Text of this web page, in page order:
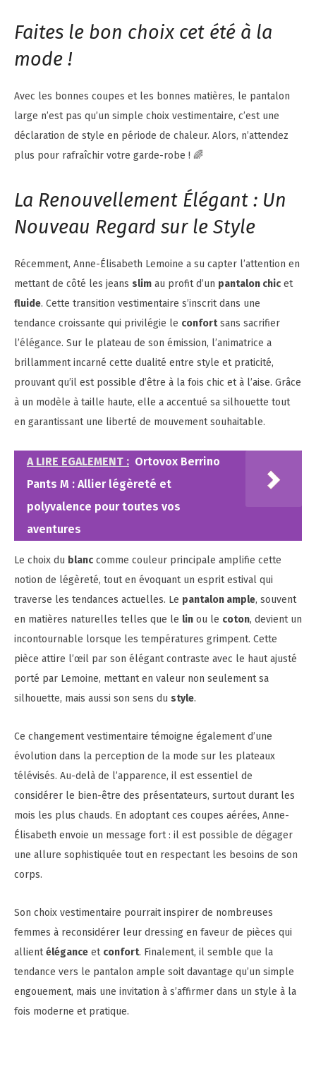
Faites le bon choix cet été à la
mode !
Avec les bonnes coupes et les bonnes matières, le pantalon
large n’est pas qu’un simple choix vestimentaire, c’est une
déclaration de style en période de chaleur. Alors, n’attendez
plus pour rafraîchir votre garde-robe ! 🌈
La Renouvellement Élégant : Un
Nouveau Regard sur le Style
Récemment, Anne-Élisabeth Lemoine a su capter l’attention en
mettant de côté les jeans slim au profit d’un pantalon chic et
fluide. Cette transition vestimentaire s’inscrit dans une
tendance croissante qui privilégie le confortsans sacrifier
l’élégance. Sur le plateau de son émission, l’animatrice a
brillamment incarné cette dualité entre style et praticité,
prouvant qu’il est possible d’être à la fois chic et à l’aise. Grâce
à un modèle à taille haute, elle a accentué sa silhouette tout
en garantissant une liberté de mouvement souhaitable.
A LIRE EGALEMENT : Ortovox Berrino
Pants M : Allier légèreté et
polyvalence pour toutes vos
aventures
Le choix du blanc comme couleur principale amplifie cette
notion de légèreté, tout en évoquant un esprit estival qui
traverse les tendances actuelles. Le pantalon ample, souvent
en matières naturelles telles que le lin ou le coton, devient un
incontournable lorsque les températures grimpent. Cette
pièce attire l’œil par son élégant contraste avec le haut ajusté
porté par Lemoine, mettant en valeur non seulement sa
silhouette, mais aussi son sens du style.
Ce changement vestimentaire témoigne également d’une
évolution dans la perception de la mode sur les plateaux
télévisés. Au-delà de l’apparence, il est essentiel de
considérer le bien-être des présentateurs, surtout durant les
mois les plus chauds. En adoptant ces coupes aérées, Anne-
Élisabeth envoie un message fort : il est possible de dégager
une allure sophistiquée tout en respectant les besoins de son
corps.
Son choix vestimentaire pourrait inspirer de nombreuses
femmes à reconsidérer leur dressing en faveur de pièces qui
allientélégance et confort. Finalement, il semble que la
tendance vers le pantalon ample soit davantage qu’un simple
engouement, mais une invitation à s’affirmer dans un style à la
fois moderne et pratique.